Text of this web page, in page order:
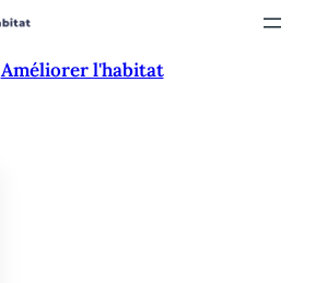
Améliorer l'habitat